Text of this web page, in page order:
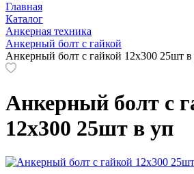
Главная
Каталог
Анкерная техника
Анкерный болт с гайкой
Анкерный болт с гайкой 12х300 25шт в
Анкерный болт с
12х300 25шт в уп